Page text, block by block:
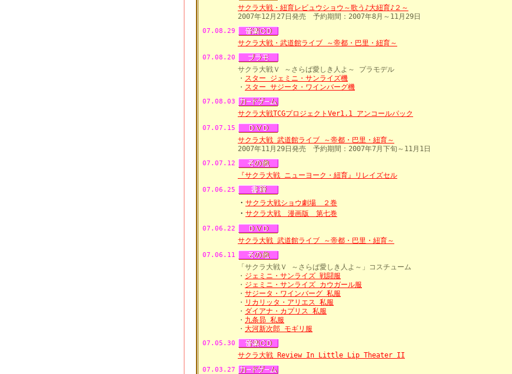
サクラ大戦・紐育レビュウショウ～歌う♪大紐育♪２～
2007年12月27日発売 予約期間：2007年8月～11月29日
07.08.29
サクラ大戦・武道館ライブ ～帝都・巴里・紐育～
07.08.20
サクラ大戦Ｖ ～さらば愛しき人よ～ プラモデル
・ スター ジェミニ・サンライズ機
・ スター サジータ・ワインバーグ機
07.08.03
サクラ大戦TCGプロジェクトVer1.1 アンコールパック
07.07.15
サクラ大戦 武道館ライブ ～帝都・巴里・紐育～
2007年11月29日発売 予約期間：2007年7月下旬～11月1日
07.07.12
『サクラ大戦 ニューヨーク・紐育』リレイズセル
07.06.25
・ サクラ大戦ショウ劇場 ２巻
・ サクラ大戦 漫画版 第七巻
07.06.22
サクラ大戦 武道館ライブ ～帝都・巴里・紐育～
07.06.11
「サクラ大戦Ｖ ～さらば愛しき人よ～」コスチューム
・ ジェミニ・サンライズ 戦闘服
・ ジェミニ・サンライズ カウガール服
・ サジータ・ワインバーグ 私服
・ リカリッタ・アリエス 私服
・ ダイアナ・カプリス 私服
・ 九条昴 私服
・ 大河新次郎 モギリ服
07.05.30
サクラ大戦 Review In Little Lip Theater II
07.03.27